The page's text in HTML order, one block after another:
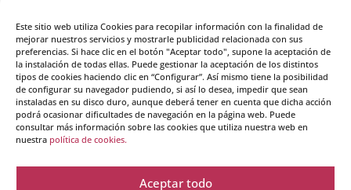
Este sitio web utiliza Cookies para recopilar información con la finalidad de
mejorar nuestros servicios y mostrarle publicidad relacionada con sus
preferencias. Si hace clic en el botón "Aceptar todo", supone la aceptación de
la instalación de todas ellas. Puede gestionar la aceptación de los distintos
tipos de cookies haciendo clic en “Configurar”. Así mismo tiene la posibilidad
de configurar su navegador pudiendo, si así lo desea, impedir que sean
instaladas en su disco duro, aunque deberá tener en cuenta que dicha acción
podrá ocasionar dificultades de navegación en la página web. Puede
consultar más información sobre las cookies que utiliza nuestra web en
nuestra política de cookies.
Aceptar todo
Saber vivir con lo que
es: el “No Juicio”
porBeatriz García Ricondo